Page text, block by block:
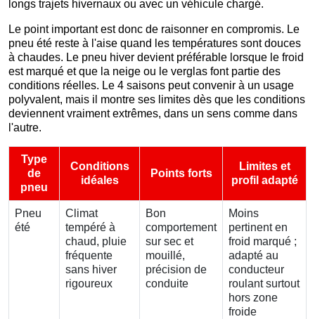
longs trajets hivernaux ou avec un véhicule chargé.
Le point important est donc de raisonner en compromis. Le
pneu été reste à l'aise quand les températures sont douces
à chaudes. Le pneu hiver devient préférable lorsque le froid
est marqué et que la neige ou le verglas font partie des
conditions réelles. Le 4 saisons peut convenir à un usage
polyvalent, mais il montre ses limites dès que les conditions
deviennent vraiment extrêmes, dans un sens comme dans
l'autre.
Type
de
pneu
Conditions
idéales
Points forts
Limites et
profil adapté
Pneu
été
Climat
tempéré à
chaud, pluie
fréquente
sans hiver
rigoureux
Bon
comportement
sur sec et
mouillé,
précision de
conduite
Moins
pertinent en
froid marqué ;
adapté au
conducteur
roulant surtout
hors zone
froide